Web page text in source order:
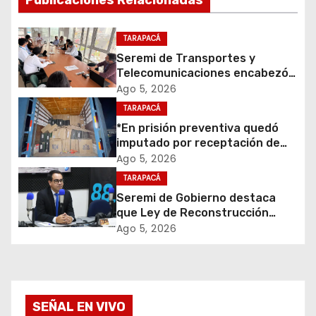
a
c
i
ó
n
d
e
e
TARAPACÁ
Seremi de Transportes y
Telecomunicaciones encabezó
primera mesa de coordinación
para el retiro de cables en
desuso en Iquique
Ago 5, 2026
TARAPACÁ
*En prisión preventiva quedó
imputado por receptación de
cigarrillos avaluados en $1.600
millones*
Ago 5, 2026
TARAPACÁ
Seremi de Gobierno destaca
que Ley de Reconstrucción
Nacional impulsará la inversión
Ago 5, 2026
SEÑAL EN VIVO